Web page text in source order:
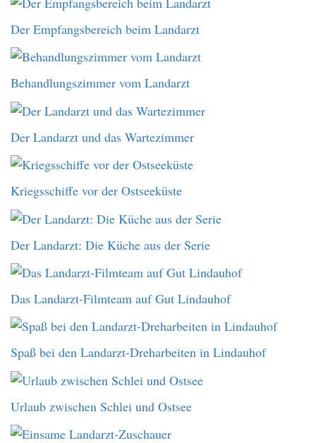
Der Empfangsbereich beim Landarzt
Behandlungszimmer vom Landarzt
Der Landarzt und das Wartezimmer
Kriegsschiffe vor der Ostseeküste
Der Landarzt: Die Küche aus der Serie
Das Landarzt-Filmteam auf Gut Lindauhof
Spaß bei den Landarzt-Dreharbeiten in Lindauhof
Urlaub zwischen Schlei und Ostsee